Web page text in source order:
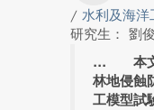
/ 水利及海洋
研究生： 劉
本文
林地侵蝕
工模型試